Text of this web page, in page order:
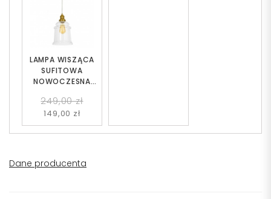
LAMPA WISZĄCA
SUFITOWA
NOWOCZESNA
MOLETTI D20
249,00 zł
149,00 zł
Dane producenta